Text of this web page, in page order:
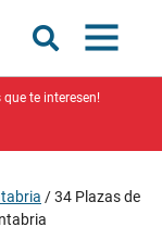
te interesen!
/34 Plazas de